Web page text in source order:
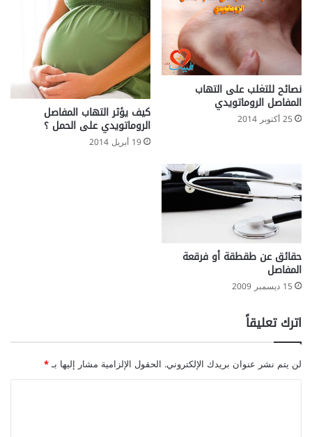
نصائح للتغلب على التهاب
المفاصل الروماتويدي
25 أكتوبر 2014 كيف يؤثر التهاب المفاصل
الروماتويدي على الحمل ؟
19 أبريل 2014
حقائق عن طقطقة أو فرقعة
المفاصل
15 ديسمبر 2009
اترك تعليقاً
لن يتم نشر عنوان بريدك الإلكتروني. الحقول الإلزامية مشار إليها بـ*